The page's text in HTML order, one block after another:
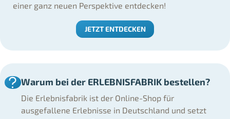
einer ganz neuen Perspektive entdecken!
JETZT ENTDECKEN
Warum bei der ERLEBNISFABRIK bestellen?
Die Erlebnisfabrik ist der Online-Shop für
ausgefallene Erlebnisse in Deutschland und setzt